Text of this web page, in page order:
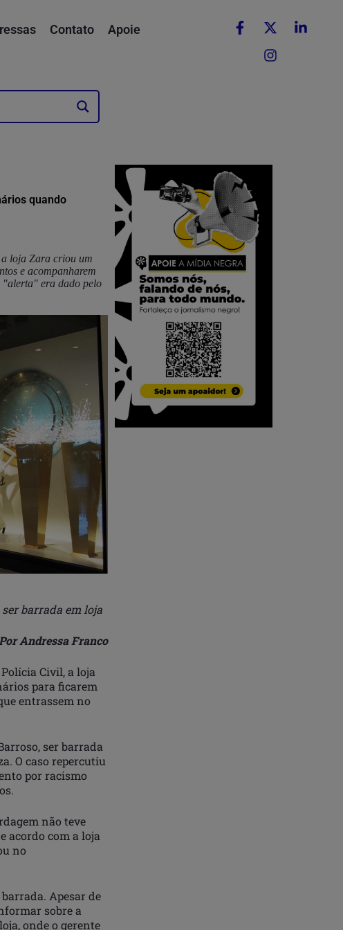
Contato Apoie
quando
loja Zara criou um
e acompanharem
"alerta" era dado pelo
barrada em loja
Por Andressa Franco
Civil, a loja
para ficarem
entrassem no
ser barrada
O caso repercutiu
por racismo
não teve
acordo com a loja
no
Apesar de
sobre a
onde o gerente